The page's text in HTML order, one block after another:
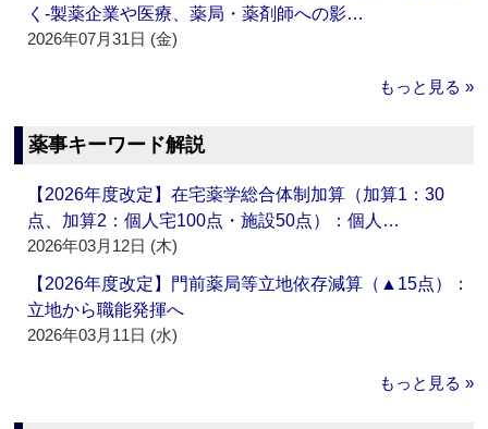
く‐製薬企業や医療、薬局・薬剤師への影…
2026年07月31日 (金)
もっと見る »
薬事キーワード解説
【2026年度改定】在宅薬学総合体制加算（加算1：30
点、加算2：個人宅100点・施設50点）：個人…
2026年03月12日 (木)
【2026年度改定】門前薬局等立地依存減算（▲15点）：
立地から職能発揮へ
2026年03月11日 (水)
もっと見る »